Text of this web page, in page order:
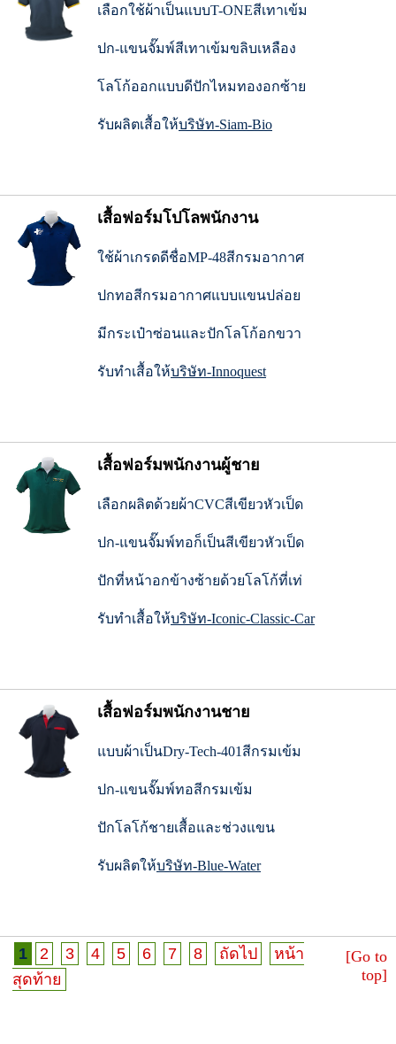
เลือกใช้ผ้าเป็นแบบT-ONEสีเทาเข้ม
ปก-แขนจั๊มพ์สีเทาเข้มขลิบเหลือง
โลโก้ออกแบบดีปักไหมทองอกซ้าย
รับผลิตเสื้อให้บริษัท-Siam-Bio
เสื้อฟอร์มโปโลพนักงาน
ใช้ผ้าเกรดดีชื่อMP-48สีกรมอากาศ
ปกทอสีกรมอากาศแบบแขนปล่อย
มีกระเป๋าซ่อนและปักโลโก้อกขวา
รับทำเสื้อให้บริษัท-Innoquest
เสื้อฟอร์มพนักงานผู้ชาย
เลือกผลิตด้วยผ้าCVCสีเขียวหัวเป็ด
ปก-แขนจั๊มพ์ทอก็เป็นสีเขียวหัวเป็ด
ปักที่หน้าอกข้างซ้ายด้วยโลโก้ที่เท่
รับทำเสื้อให้บริษัท-Iconic-Classic-Car
เสื้อฟอร์มพนักงานชาย
แบบผ้าเป็นDry-Tech-401สีกรมเข้ม
ปก-แขนจั๊มพ์ทอสีกรมเข้ม
ปักโลโก้ชายเสื้อและช่วงแขน
รับผลิตให้บริษัท-Blue-Water
1 2 3 4 5 6 7 8 ถัดไป
หน้า
สุดท้าย
[Go to
top]